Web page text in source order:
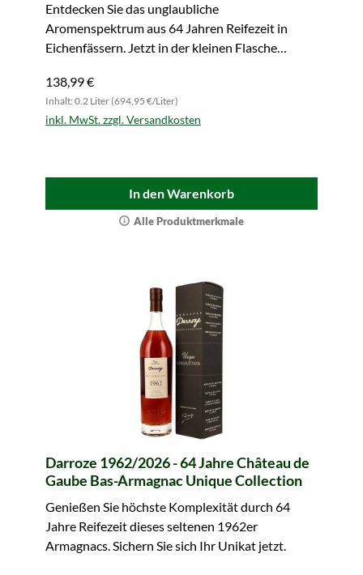
Entdecken Sie das unglaubliche
Aromenspektrum aus 64 Jahren Reifezeit in
Eichenfässern. Jetzt in der kleinen Flasche
138,99 €
Inhalt: 0.2 Liter (694,95 €/Liter)
inkl. MwSt. zzgl. Versandkosten
In den Warenkorb
Alle Produktmerkmale
Darroze 1962/2026 - 64 Jahre Château de
Gaube Bas-Armagnac Unique Collection
Genießen Sie höchste Komplexität durch 64
Jahre Reifezeit dieses seltenen 1962er
Armagnacs. Sichern Sie sich Ihr Unikat jetzt.